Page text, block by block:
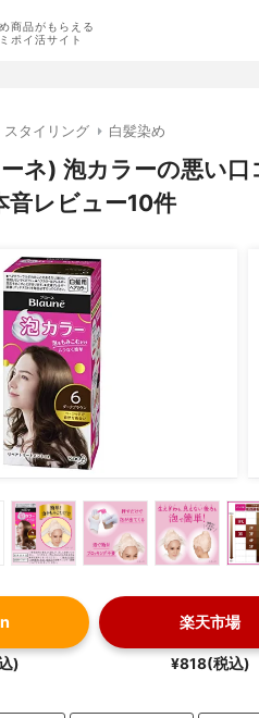
商品がもらえる
ポイ活サイト
スタイリング 白髪染め
ネ) 泡カラーの悪い口
音レビュー10件
)
楽天市場
¥818(税込)